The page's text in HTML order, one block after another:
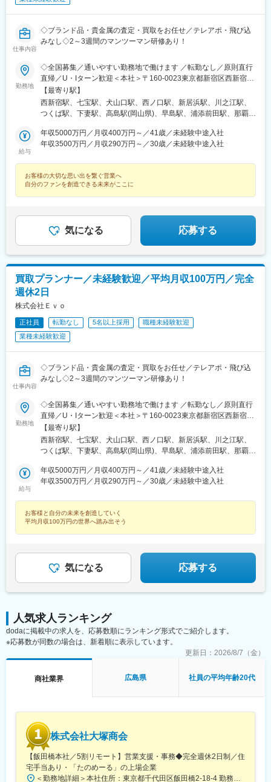
田駅(神奈川県)、向ケ丘遊園駅、北山田駅(神奈川県)、西武柳沢
駅、川和町駅、雀宮駅、岡本駅(栃木県)、木更津駅、北松戸駅、武
里駅、栗橋駅、樅山駅、湯河原駅、松戸駅、東富岡駅、新鹿沼
駅、楡木駅、原木中山駅、東林間駅、東武宇都宮駅、秩父駅、小
駅、新守谷駅、流山おおたかの森駅、南柏駅、明大前駅、塚原
駅、瀬谷駅、北茅ケ崎駅、千葉ニュータウン中央駅、柏駅、西小
泉駅、公津の杜駅、八街駅、茂原駅、牛浜駅、藤沢駅、雑色駅、
西立川駅、北八王子駅、三鷹駅、曳舟駅、西葛西駅、逗子駅、宮
崎台駅、並木北駅、古淵駅、矢板駅、北真岡駅、伊勢原駅、淵野
港駅(大阪モノレール)、狛江駅、芳賀台駅、学園前駅(奈良県)、上
保原駅、肥後橋駅、下板橋駅、登戸駅、東伏見駅、下総中山駅、
山陽女学園前駅、球場前駅(高知県)、大江橋駅、宇都宮駅東口駅
仕事内容
◇ブランド品・貴金属の査定・買取をお任せ／テレアポ・飛び込
みなし◇2～3週間のマンツーマン研修あり！
勤務地
◇全国募集／通いやすい勤務地で働けます ／転勤なし／原則直行
直帰／U・Iターン歓迎＜本社＞〒160-0023東京都新宿区西新宿五
丁目1番1号 住友不動産新宿ファーストタワー3階※転居を伴う転
勤はありません。■その他勤務地・都内23区、関東のプロジェク
ト先やご希望の全国
【最寄り駅】
西新宿駅、七宝駅、犬山口駅、西ノ口駅、新居浜駅、川之江駅、
つくば駅、下妻駅、高島駅(岡山県)、早島駅、浦添前田駅、那覇空
くりこま高原駅、長町一丁目駅、宇治駅(奈良線)、久津川駅、山城
青谷駅、天ケ瀬駅、有佐駅、吉井駅(群馬県)、前橋大島駅、広駅、
駅(三重県)、三瀬谷駅、南鳥海駅、鶴岡駅、赤湯駅、奈古駅、日野
駅(滋賀県)、堅田駅、近江長岡駅、十文字駅、扇田駅、三ツ境駅、
公園駅、蛍池駅、津久見駅、松浦駅、石橋駅(長崎県)、上田駅、小
作駅、和泉多摩川駅、井荻駅、阿波山川駅、石井駅(徳島県)、南小
松島駅、ゆいの杜東駅、高久駅、五位堂駅、富雄駅、西加積駅、
東野尻駅、ハーモニーホール駅、遠賀川駅、行橋駅、糸島高校前
駅、保原駅、会津若松駅、原ノ町駅、山陽網干駅、三木駅(神戸電
鉄線)、南小樽駅、稲積公園駅、苫小牧駅、和歌山港駅、淀屋橋
駅、大山駅(東京都)、モレラ岐阜駅、千歳駅(北海道)、卸町駅(宮城
県)、伏屋駅、吉塚駅、伊予三島駅、友部駅、花崎駅、偕楽園駅、
守谷駅、ゆめみ野駅、北春日部駅、上星川駅、善行駅、三崎口
駅、内宿駅、柏の葉キャンパス駅、岩瀬駅、古河駅、鶴瀬駅、東
武動物公園駅、上板橋駅、本厚木駅、亀戸水神駅、東千葉駅、高
田駅(神奈川県)、向ケ丘遊園駅、北山田駅(神奈川県)、西武柳沢
駅、川和町駅、雀宮駅、岡本駅(栃木県)、木更津駅、北松戸駅、武
里駅、栗橋駅、樅山駅、湯河原駅、松戸駅、東富岡駅、新鹿沼
駅、楡木駅、原木中山駅、東林間駅、東武宇都宮駅、秩父駅、小
駅、新守谷駅、流山おおたかの森駅、南柏駅、明大前駅、塚原
駅、瀬谷駅、北茅ケ崎駅、千葉ニュータウン中央駅、柏駅、西小
泉駅、公津の杜駅、八街駅、茂原駅、牛浜駅、藤沢駅、雑色駅、
西立川駅、北八王子駅、三鷹駅、曳舟駅、西葛西駅、逗子駅、宮
崎台駅、並木北駅、古淵駅、矢板駅、北真岡駅、伊勢原駅、淵野
港駅(大阪モノレール)、狛江駅、芳賀台駅、学園前駅(奈良県)、上
保原駅、肥後橋駅、下板橋駅、登戸駅、東伏見駅、下総中山駅、
山陽女学園前駅、球場前駅(高知県)、大江橋駅、宇都宮駅東口駅
給与
年収5000万円／月収400万円～／41歳／未経験中途入社
年収3500万円／月収290万円～／30歳／未経験中途入社
お客様の大切な思い出を繋ぐ営業へ
自分のファンを創造できる未来がここに
気になる 応募する
買取プランナー／未経験歓迎／平均月収100万円／完全
週休2日
株式会社Ｅｖｏ
正社員 転勤なし 5名以上採用
職種未経験歓迎
業種未経験歓迎
仕事内容
◇ブランド品・貴金属の査定・買取をお任せ／テレアポ・飛び込
みなし◇2～3週間のマンツーマン研修あり！
勤務地
◇全国募集／通いやすい勤務地で働けます ／転勤なし／原則直行
直帰／U・Iターン歓迎＜本社＞〒160-0023東京都新宿区西新宿五
丁目1番1号 住友不動産新宿ファーストタワー3階※転居を伴う転
勤はありません。■その他勤務地・都内23区、関東のプロジェク
ト先やご希望の全国
【最寄り駅】
西新宿駅、七宝駅、犬山口駅、西ノ口駅、新居浜駅、川之江駅、
つくば駅、下妻駅、高島駅(岡山県)、早島駅、浦添前田駅、那覇空
くりこま高原駅、長町一丁目駅、宇治駅(奈良線)、久津川駅、山城
青谷駅、天ケ瀬駅、有佐駅、吉井駅(群馬県)、前橋大島駅、広駅、
駅(三重県)、三瀬谷駅、南鳥海駅、鶴岡駅、赤湯駅、奈古駅、日野
駅(滋賀県)、堅田駅、近江長岡駅、十文字駅、扇田駅、三ツ境駅、
公園駅、蛍池駅、津久見駅、松浦駅、石橋駅(長崎県)、上田駅、小
作駅、和泉多摩川駅、井荻駅、阿波山川駅、石井駅(徳島県)、南小
松島駅、ゆいの杜東駅、高久駅、五位堂駅、富雄駅、西加積駅、
東野尻駅、ハーモニーホール駅、遠賀川駅、行橋駅、糸島高校前
鉄線)、南小樽駅、稲積公園駅、苫小牧駅、和歌山港駅、淀屋橋
駅、大山駅(東京都)、モレラ岐阜駅、千歳駅(北海道)、卸町駅(宮城
県)、伏屋駅、吉塚駅、伊予三島駅、友部駅、花崎駅、偕楽園駅、
守谷駅、ゆめみ野駅、北春日部駅、上星川駅、善行駅、三崎口
駅、内宿駅、柏の葉キャンパス駅、岩瀬駅、古河駅、鶴瀬駅、東
田駅(神奈川県)、向ケ丘遊園駅、北山田駅(神奈川県)、西武柳沢
駅、楡木駅、原木中山駅、東林間駅、東武宇都宮駅、秩父駅、小
竹向原駅、鶴間駅、西大島駅、新浦安駅、本蓮沼駅、相模原駅、
十条駅(東京都)、みどり台駅、東宿郷駅、江曽島駅、笠間駅、下館
駅、新守谷駅、流山おおたかの森駅、南柏駅、明大前駅、塚原
駅、瀬谷駅、北茅ケ崎駅、千葉ニュータウン中央駅、柏駅、西小
泉駅、公津の杜駅、八街駅、茂原駅、牛浜駅、藤沢駅、雑色駅、
西立川駅、北八王子駅、三鷹駅、曳舟駅、西葛西駅、逗子駅、宮
給与
年収5000万円／月収400万円～／41歳／未経験中途入社
年収3500万円／月収290万円～／30歳／未経験中途入社
お客様と自分の未来を創造していく
平均月収100万円の世界へ踏み出そう
気になる 応募する
人気求人ランキング
dodaに掲載中の求人を、応募数順にランキング形式でご紹介します。
※応募数が同数の場合は、新着順に表示しています。
更新日： 2026/8/7（金）
商社業界 広島県 社員の平均年齢20代
株式会社大塚商会
【飯田橋本社／5割リモート】営業支援・事務◆完全週休2日制／住
宅手当あり・「たのめーる」の上場企業
＜勤務地詳細＞本社住所：東京都千代田区飯田橋2-18-4 勤務地最寄駅：中央本線／水道橋駅受動喫煙対策：屋内全面禁煙変更の範囲：会社の定める事業所（リモートワーク含む）